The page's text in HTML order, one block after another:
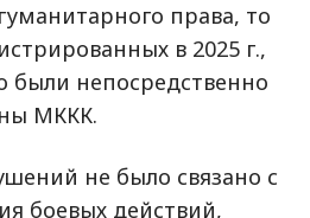
права, то
в 2025 г.,
были непосредственно
МККК.
не было связано с
боевых действий,